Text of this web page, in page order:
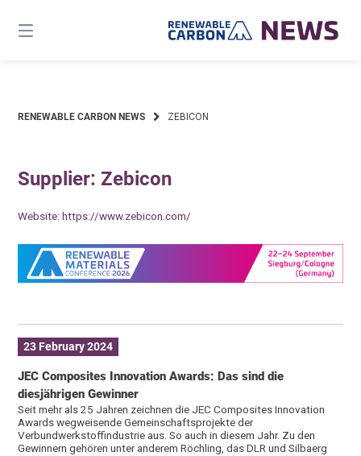
content
RENEWABLE CARBON NEWS ZEBICON
Supplier: Zebicon
Website:https://www.zebicon.com/
23 February 2024
JEC Composites Innovation Awards: Das sind die
diesjährigen Gewinner
Seit mehr als 25 Jahren zeichnen die JEC Composites Innovation
Awards wegweisende Gemeinschaftsprojekte der
Verbundwerkstoffindustrie aus. So auch in diesem Jahr. Zu den
Gewinnern gehören unter anderem Röchling, das DLR und Silbaerg